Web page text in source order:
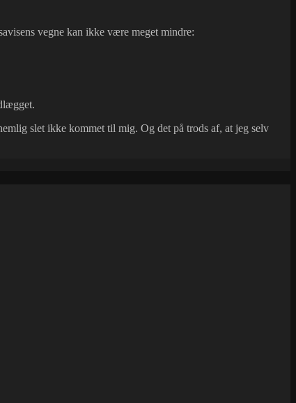
vegne kan ikke være meget mindre:
slet ikke kommet til mig. Og det på trods af, at jeg selv